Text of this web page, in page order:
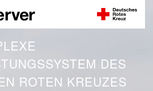
DES
ROTEN KREUZES